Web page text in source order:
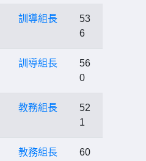
訓導組長
53
6
訓導組長
56
0
教務組長
52
1
教務組長
60